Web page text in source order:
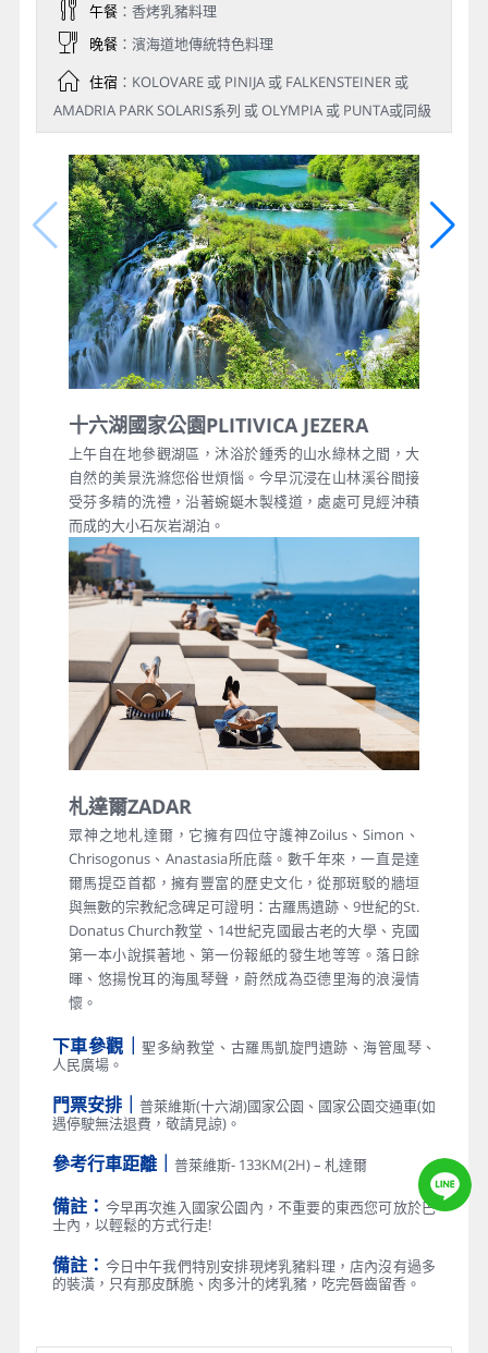
午餐：香烤乳豬料理
晚餐：濱海道地傳統特色料理
住宿：KOLOVARE 或 PINIJA 或 FALKENSTEINER 或
AMADRIA PARK SOLARIS系列 或 OLYMPIA 或 PUNTA或同級
十六湖國家公園PLITIVICA JEZERA
上午自在地參觀湖區，沐浴於鍾秀的山水綠林之間，大
自然的美景洗滌您俗世煩惱。今早沉浸在山林溪谷間接
受芬多精的洗禮，沿著蜿蜒木製棧道，處處可見經沖積
而成的大小石灰岩湖泊。
札達爾ZADAR
眾神之地札達爾，它擁有四位守護神Zoilus、Simon、
Chrisogonus、Anastasia所庇蔭。數千年來，一直是達
爾馬提亞首都，擁有豐富的歷史文化，從那斑駁的牆垣
與無數的宗教紀念碑足可證明：古羅馬遺跡、9世紀的St.
Donatus Church教堂、14世紀克國最古老的大學、克國
第一本小說撰著地、第一份報紙的發生地等等。落日餘
暉、悠揚悅耳的海風琴聲，蔚然成為亞德里海的浪漫情
懷。
下車參觀｜聖多納教堂、古羅馬凱旋門遺跡、海管風琴、
人民廣場。
門票安排｜
普萊維斯(十六湖)國家公園、國家公園交通車(如
遇停駛無法退費，敬請見諒)。
參考行車距離｜ 普萊維斯- 133KM(2H) – 札達爾
備註： 今早再次進入國家公園內，不重要的東西您可放於巴
士內，以輕鬆的方式行走!
備註： 今日中午我們特別安排現烤乳豬料理，店內沒有過多
的裝潢，只有那皮酥脆、肉多汁的烤乳豬，吃完唇齒留香。